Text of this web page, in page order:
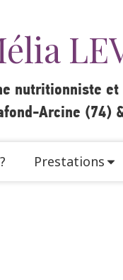
nutritionniste et
Arcine (74)
Prestations